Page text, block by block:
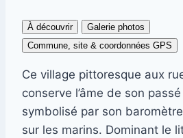
À découvrir
Galerie photos
Commune, site & coordonnées GPS
Ce village pittoresque aux
conserve l’âme de son
symbolisé par son
sur les marins. Dominant le